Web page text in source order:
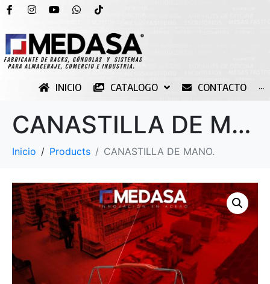
INICIO CATALOGO CONTACTO ···
CANASTILLA DE MANO.
Inicio Products CANASTILLA DE MANO.